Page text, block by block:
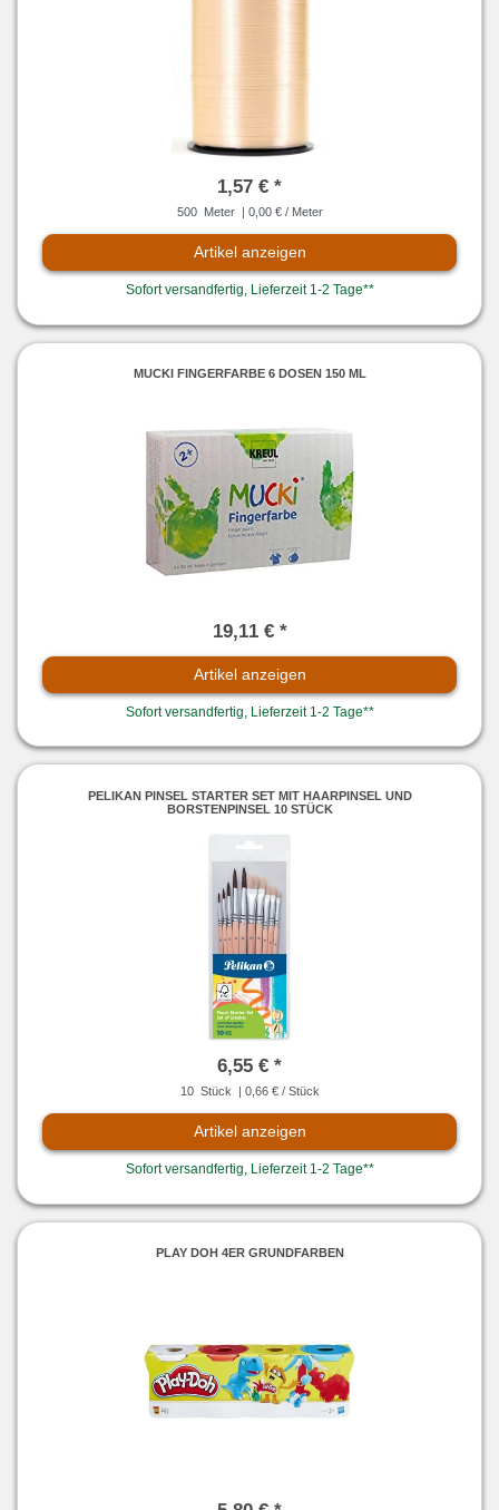
1,57 € *
500 Meter | 0,00 € / Meter
Artikel anzeigen
Sofort versandfertig, Lieferzeit 1-2 Tage**
MUCKI FINGERFARBE 6 DOSEN 150 ML
19,11 € *
Artikel anzeigen
Sofort versandfertig, Lieferzeit 1-2 Tage**
PELIKAN PINSEL STARTER SET MIT HAARPINSEL UND
BORSTENPINSEL 10 STÜCK
6,55 € *
10 Stück | 0,66 € / Stück
Artikel anzeigen
Sofort versandfertig, Lieferzeit 1-2 Tage**
PLAY DOH 4ER GRUNDFARBEN